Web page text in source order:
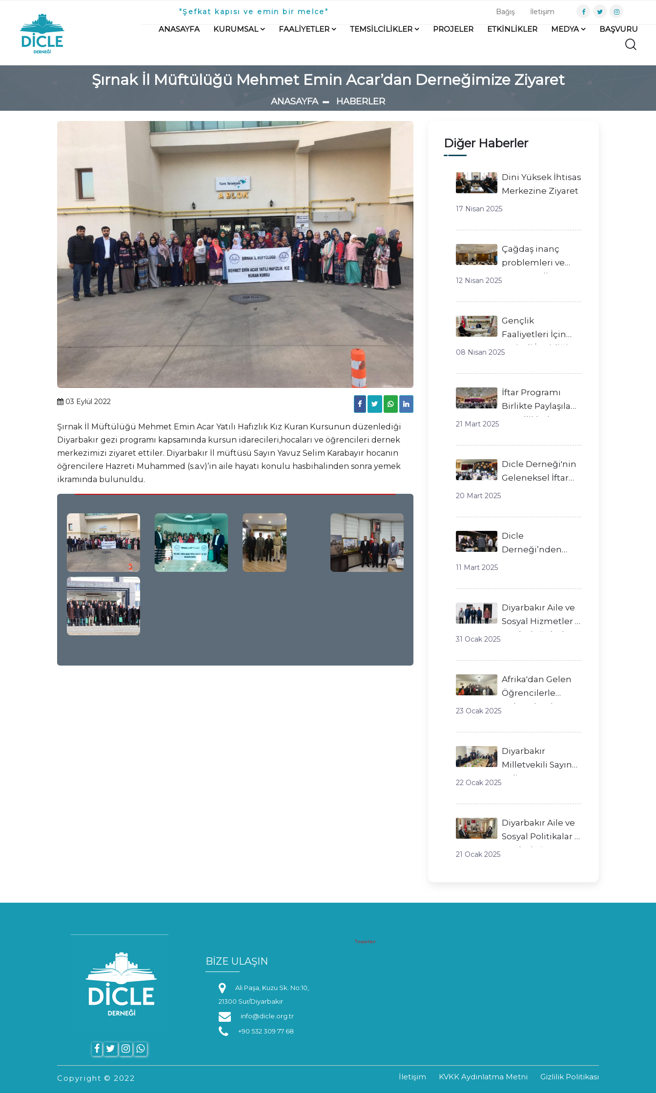
"Şefkat kapısı ve emin bir melce" Bağış İletişim
ANASAYFA KURUMSAL FAALİYETLER TEMSİLCİLİKLER PROJELER ETKİNLİKLER MEDYA BAŞVURU
Şırnak İl Müftülüğü Mehmet Emin Acar’dan Derneğimize Ziyaret
ANASAYFA HABERLER
03 Eylül 2022
Şırnak İl Müftülüğü Mehmet Emin Acar Yatılı Hafızlık Kız Kuran Kursunun düzenlediği
Diyarbakır gezi programı kapsamında kursun idarecileri,hocaları ve öğrencileri dernek
merkezimizi ziyaret ettiler. Diyarbakır İl müftüsü Sayın Yavuz Selim Karabayır hocanın
öğrencilere Hazreti Muhammed (s.a.v)’in aile hayatı konulu hasbihalinden sonra yemek
ikramında bulunuldu.
Diğer Haberler
Dini Yüksek İhtisas
Merkezine Ziyaret
17 Nisan 2025
Çağdaş inanç
problemleri ve
çözüm yolları
12 Nisan 2025
Gençlik
Faaliyetleri İçin
Verimli İş Birliği
08 Nisan 2025
İftar Programı
Birlikte Paylaşılan
Güzelliklerle
21 Mart 2025
Dicle Derneği'nin
Geleneksel İftar
Gerçekleşti
20 Mart 2025
Dicle
Derneği’nden
Hastanesi’nde
İkram
11 Mart 2025
Diyarbakır Aile ve
Sosyal Hizmetler İl
Müdürlüğü’nden
Nezaket Ziyareti
31 Ocak 2025
Afrika'dan Gelen
Öğrencilerle
Kültürel Buluşma
23 Ocak 2025
Diyarbakır
Milletvekili Sayın
Galip
Dicle Derneği’ne
Ziyaret
22 Ocak 2025
Diyarbakır Aile ve
Sosyal Politikalar İl
Müdürlüğü'ne
21 Ocak 2025
BİZE ULAŞIN
Ali Paşa, Kuzu Sk. No:10,
21300 Sur/Diyarbakır
info@dicle.org.tr
+90 532 309 77 68
Tweetler
Copyright © 2022 İletişim KVKK Aydınlatma Metni Gizlilik Politikası